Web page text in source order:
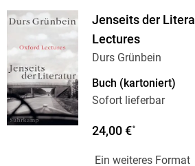
Jenseits der
Lectures
Durs Grünbein
Buch (kartoniert)
Sofort lieferbar
24,00 €*
Ein weiteres Format